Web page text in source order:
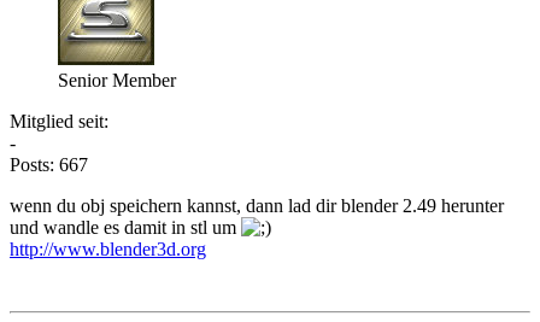
Senior Member
Mitglied seit:
-
Posts: 667
wenn du obj speichern kannst, dann lad dir blender 2.49 herunter
und wandle es damit in stl um
http://www.blender3d.org